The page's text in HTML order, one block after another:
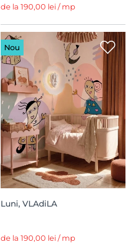
de la 190,00 lei / mp
Nou
Luni, VLAdiLA
de la 190,00 lei / mp